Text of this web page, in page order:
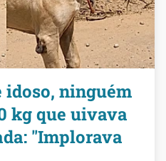
idoso, ninguém
kg que uivava
"Implorava